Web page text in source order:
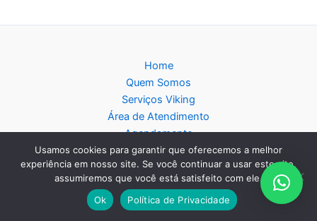
Home
Quem Somos
Serviços Viking
Área de Atendimento
Agendamento
Política de privacidade
Blog
Mapa do Site
Usamos cookies para garantir que oferecemos a melhor
experiência em nosso site. Se você continuar a usar este site,
assumiremos que você está satisfeito com ele.
Ok
Política de Privacidade